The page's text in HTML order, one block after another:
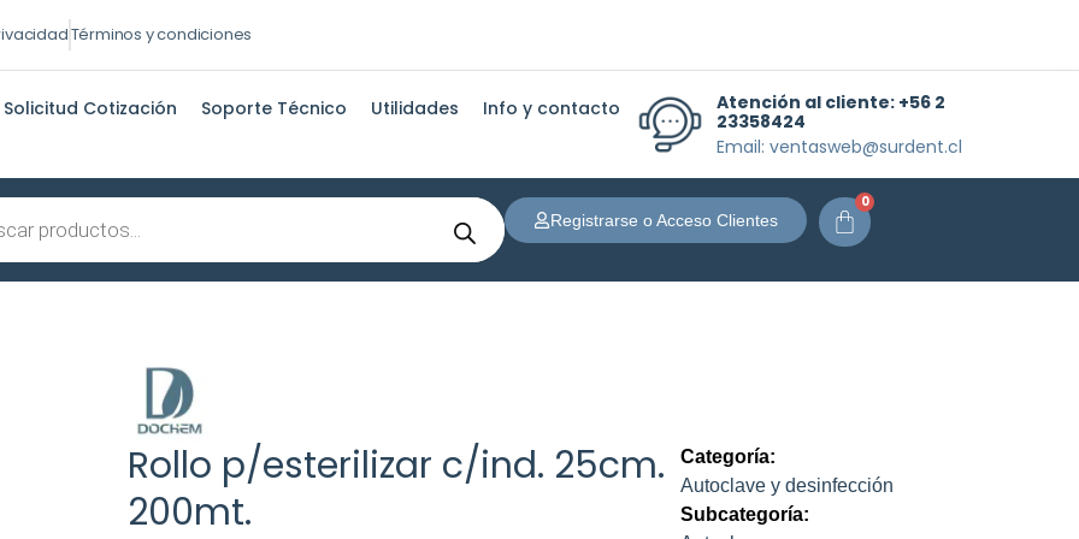
Términos y condiciones
Solicitud Cotización Soporte Técnico Utilidades Info y contacto Atención al cliente: +56 2
23358424
Email: ventasweb@surdent.cl
Registrarse o Acceso Clientes
0
Carrito
Rollo p/esterilizar c/ind. 25cm.
200mt.
Categoría:
Autoclave y desinfección
Subcategoría: